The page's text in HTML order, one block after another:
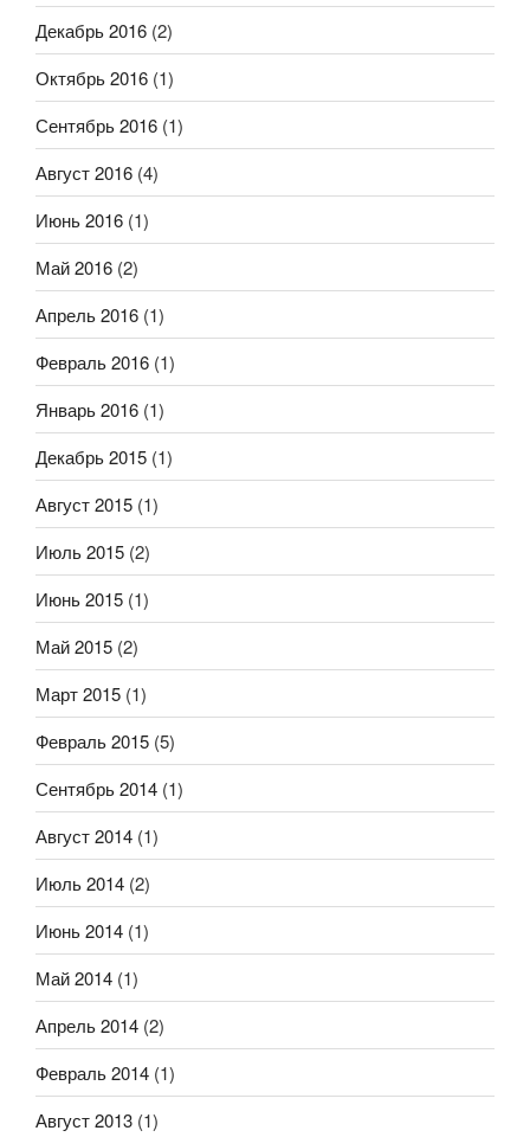
Декабрь 2016 (2)
Октябрь 2016 (1)
Сентябрь 2016 (1)
Август 2016 (4)
Июнь 2016 (1)
Май 2016 (2)
Апрель 2016 (1)
Февраль 2016 (1)
Январь 2016 (1)
Декабрь 2015 (1)
Август 2015 (1)
Июль 2015 (2)
Июнь 2015 (1)
Май 2015 (2)
Март 2015 (1)
Февраль 2015 (5)
Сентябрь 2014 (1)
Август 2014 (1)
Июль 2014 (2)
Июнь 2014 (1)
Май 2014 (1)
Апрель 2014 (2)
Февраль 2014 (1)
Август 2013 (1)